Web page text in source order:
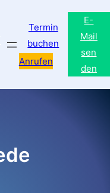
Termin
buchen
Anrufen
E-
Mail
sen
den